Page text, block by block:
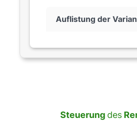
Auflistung der
Steuerung des